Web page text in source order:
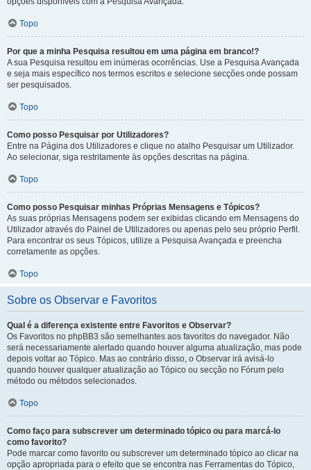
Topo
Por que a minha Pesquisa resultou em uma página em branco!?
A sua Pesquisa resultou em inúmeras ocorrências. Use a Pesquisa Avançada
e seja mais específico nos termos escritos e selecione secções onde possam
ser pesquisados.
Topo
Como posso Pesquisar por Utilizadores?
Entre na Página dos Utilizadores e clique no atalho Pesquisar um Utilizador.
Ao selecionar, siga restritamente às opções descritas na página.
Topo
Como posso Pesquisar minhas Próprias Mensagens e Tópicos?
As suas próprias Mensagens podem ser exibidas clicando em Mensagens do
Utilizador através do Painel de Utilizadores ou apenas pelo seu próprio Perfil.
Para encontrar os seus Tópicos, utilize a Pesquisa Avançada e preencha
corretamente as opções.
Topo
Sobre os Observar e Favoritos
Qual é a diferença existente entre Favoritos e Observar?
Os Favoritos no phpBB3 são semelhantes aos favoritos do navegador. Não
será necessariamente alertado quando houver alguma atualização, mas pode
depois voltar ao Tópico. Mas ao contrário disso, o Observar irá avisá-lo
quando houver qualquer atualização ao Tópico ou secção no Fórum pelo
método ou métodos selecionados.
Topo
Como faço para subscrever um determinado tópico ou para marcá-lo
como favorito?
Pode marcar como favorito ou subscrever um determinado tópico ao clicar na
opção apropriada para o efeito que se encontra nas Ferramentas do Tópico,